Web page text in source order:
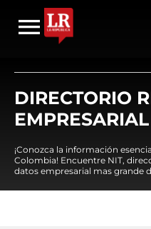
DIRECTORIO
EMPRESARIAL
¡Conozca la información
Colombia! Encuentre NIT,
datos empresarial mas grande